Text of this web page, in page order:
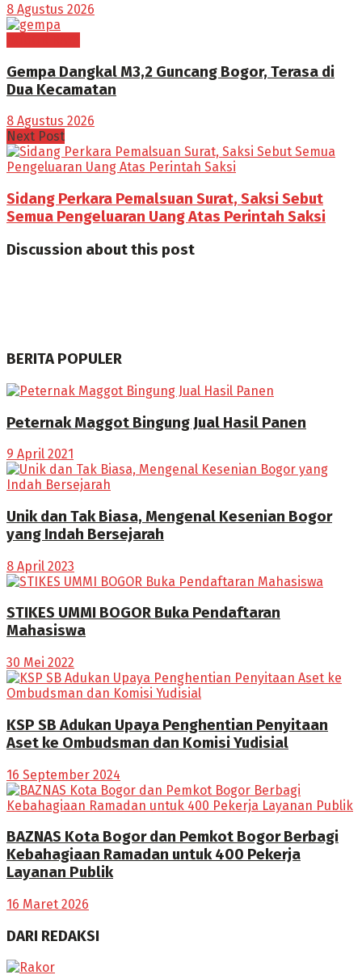
8 Agustus 2026
Gempa Dangkal M3,2 Guncang Bogor, Terasa di
Dua Kecamatan
8 Agustus 2026
Next Post
Sidang Perkara Pemalsuan Surat, Saksi Sebut
Semua Pengeluaran Uang Atas Perintah Saksi
Discussion about this post
BERITA POPULER
Peternak Maggot Bingung Jual Hasil Panen
9 April 2021
Unik dan Tak Biasa, Mengenal Kesenian Bogor
yang Indah Bersejarah
8 April 2023
STIKES UMMI BOGOR Buka Pendaftaran
Mahasiswa
30 Mei 2022
KSP SB Adukan Upaya Penghentian Penyitaan
Aset ke Ombudsman dan Komisi Yudisial
16 September 2024
BAZNAS Kota Bogor dan Pemkot Bogor Berbagi
Kebahagiaan Ramadan untuk 400 Pekerja
Layanan Publik
16 Maret 2026
DARI REDAKSI